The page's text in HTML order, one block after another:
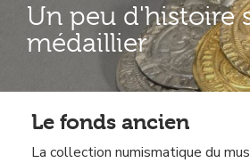
Un peu d'histoire
médaillier
Contenu
Le fonds ancien
La collection numismatique du